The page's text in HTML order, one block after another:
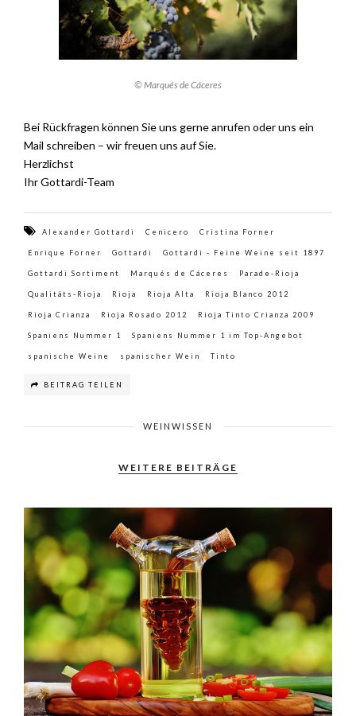
© Marqués de Cáceres
Bei Rückfragen können Sie uns gerne anrufen oder uns ein
Mail schreiben – wir freuen uns auf Sie.
Herzlichst
Ihr Gottardi-Team
Alexander Gottardi Cenicero Cristina Forner
Enrique Forner Gottardi Gottardi - Feine Weine seit 1897
Gottardi Sortiment Marqués de Cáceres Parade-Rioja
Qualitäts-Rioja Rioja Rioja Alta Rioja Blanco 2012
Rioja Crianza Rioja Rosado 2012 Rioja Tinto Crianza 2009
Spaniens Nummer 1 Spaniens Nummer 1 im Top-Angebot
spanische Weine spanischer Wein Tinto
BEITRAG TEILEN
WEINWISSEN
WEITERE BEITRÄGE